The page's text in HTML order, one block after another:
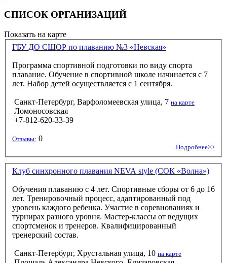
СПИСОК ОРГАНИЗАЦИЙ
Показать на карте
ГБУ ДО СШОР по плаванию №3 «Невская»
Программа спортивной подготовки по виду спорта
плавание. Обучение в спортивной школе начинается с 7
лет. Набор детей осуществляется с 1 сентября.
Санкт-Петербург, Варфоломеевская улица, 7 на карте
Ломоносовская
+7-812-620-33-39
Отзывы: 0
Подробнее>>
Клуб синхронного плавания NEVA style (СОК «Волна»)
Обучения плаванию с 4 лет. Спортивные сборы от 6 до 16
лет. Тренировочный процесс, адаптированный под
уровень каждого ребенка. Участие в соревнованиях и
турнирах разного уровня. Мастер-классы от ведущих
спортсменок и тренеров. Квалифицированный
тренерский состав.
Санкт-Петербург, Хрустальная улица, 10 на карте